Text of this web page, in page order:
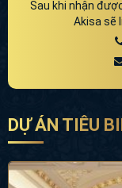
Sau khi nhận
Akisa sẽ
DỰ ÁN TIÊU